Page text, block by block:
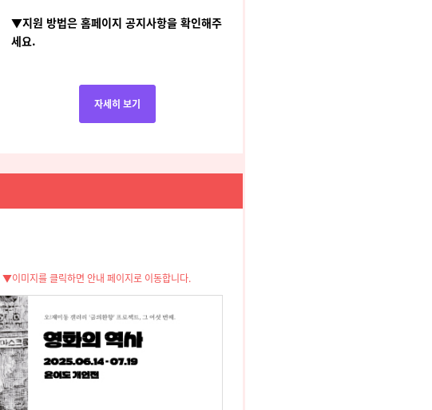
▼지원 방법은 홈페이지 공지사항을 확인해주
세요.
자세히 보기
▼이미지를 클릭하면 안내 페이지로 이동합니다.